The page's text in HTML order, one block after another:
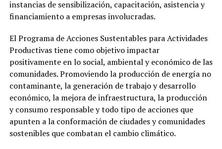
instancias de sensibilización, capacitación, asistencia y
financiamiento a empresas involucradas.
El Programa de Acciones Sustentables para Actividades
Productivas tiene como objetivo impactar
positivamente en lo social, ambiental y económico de las
comunidades. Promoviendo la producción de energía no
contaminante, la generación de trabajo y desarrollo
económico, la mejora de infraestructura, la producción
y consumo responsable y todo tipo de acciones que
apunten a la conformación de ciudades y comunidades
sostenibles que combatan el cambio climático.